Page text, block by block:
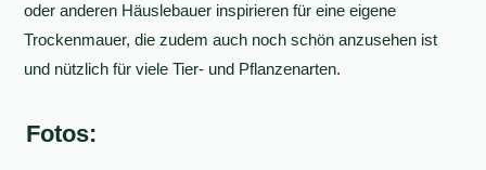
oder anderen Häuslebauer inspirieren für eine eigene
Trockenmauer, die zudem auch noch schön anzusehen ist
und nützlich für viele Tier- und Pflanzenarten.
Fotos: